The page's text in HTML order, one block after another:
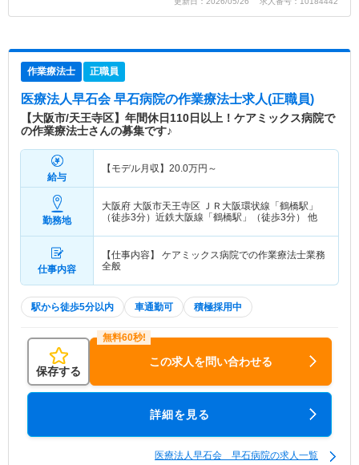
作業療法士 正職員
医療法人早石会 早石病院の作業療法士求人(正職員)
【大阪市/天王寺区】年間休日110日以上！ケアミックス病院で
の作業療法士さんの募集です♪
給与
【モデル月収】 20.0万円～
勤務地
大阪府 大阪市天王寺区 ＪＲ大阪環状線「鶴橋駅」
（徒歩3分）近鉄大阪線「鶴橋駅」（徒歩3分） 他
仕事内容
【仕事内容】 ケアミックス病院での作業療法士業務
全般
駅から徒歩5分以内 車通勤可 積極採用中
保存する
この求人を問い合わせる
詳細を見る
医療法人早石会 早石病院の求人一覧